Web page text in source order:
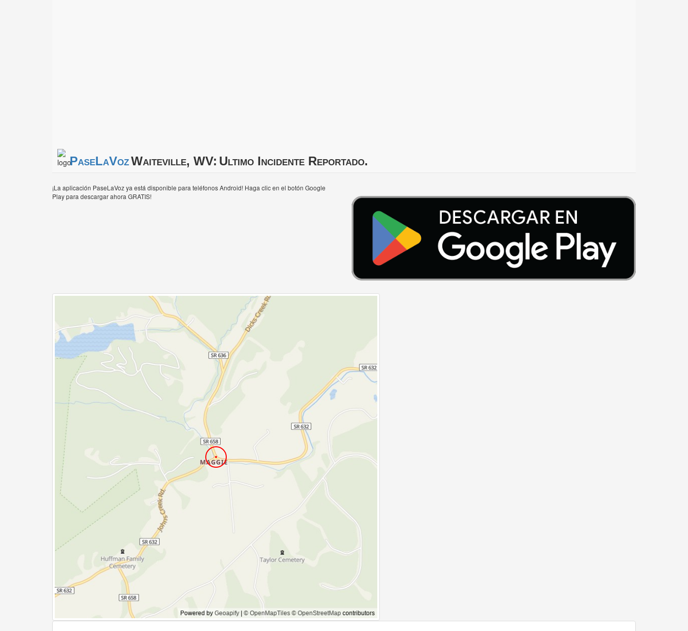
PaseLaVozWaiteville, WV: Ultimo Incidente Reportado.
¡La aplicación PaseLaVoz ya está disponible para teléfonos Android! Haga clic en el botón Google
Play para descargar ahora GRATIS!